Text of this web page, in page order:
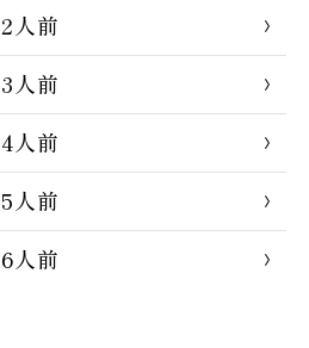
2人前
3人前
4人前
5人前
6人前